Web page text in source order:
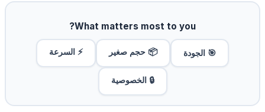
What matters most to you?
🎯 الجودة 📦 حجم صغير ⚡ السرعة
🔒 الخصوصية